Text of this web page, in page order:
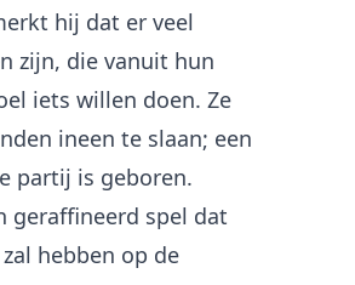
hij dat er veel
zijn, die vanuit hun
iets willen doen. Ze
ineen te slaan; een
partij is geboren.
geraffineerd spel dat
hebben op de